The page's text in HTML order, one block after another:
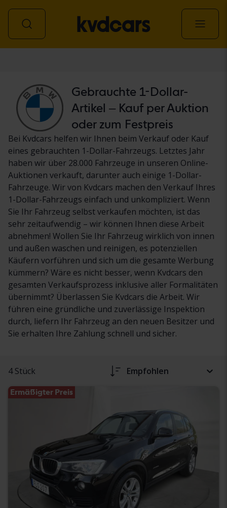
Gebrauchte 1-Dollar-
Artikel – Kauf per Auktion
oder zum Festpreis
Bei Kvdcars helfen wir Ihnen beim Verkauf oder Kauf
eines gebrauchten 1-Dollar-Fahrzeugs. Letztes Jahr
haben wir über 28.000 Fahrzeuge in unseren Online-
Auktionen verkauft, darunter auch einige 1-Dollar-
Fahrzeuge. Wir von Kvdcars machen den Verkauf Ihres
1-Dollar-Fahrzeugs einfach und unkompliziert. Wenn
Sie Ihr Fahrzeug selbst verkaufen möchten, ist das
sehr zeitaufwendig – wir können Ihnen diese Arbeit
abnehmen! Wollen Sie Ihr Fahrzeug wirklich von innen
und außen waschen und reinigen, es potenziellen
Käufern vorführen und sich um die gesamte Werbung
kümmern? Wäre es nicht besser, wenn Kvdcars den
gesamten Verkaufsprozess inklusive aller Formalitäten
übernimmt? Überlassen Sie Kvdcars die Arbeit. Wir
führen eine gründliche und zuverlässige Inspektion
durch, liefern Ihr Fahrzeug an den neuen Besitzer und
Sie erhalten Ihre Zahlung schnell und sicher.
4 Stück Empfohlen
Ermäßigter Preis